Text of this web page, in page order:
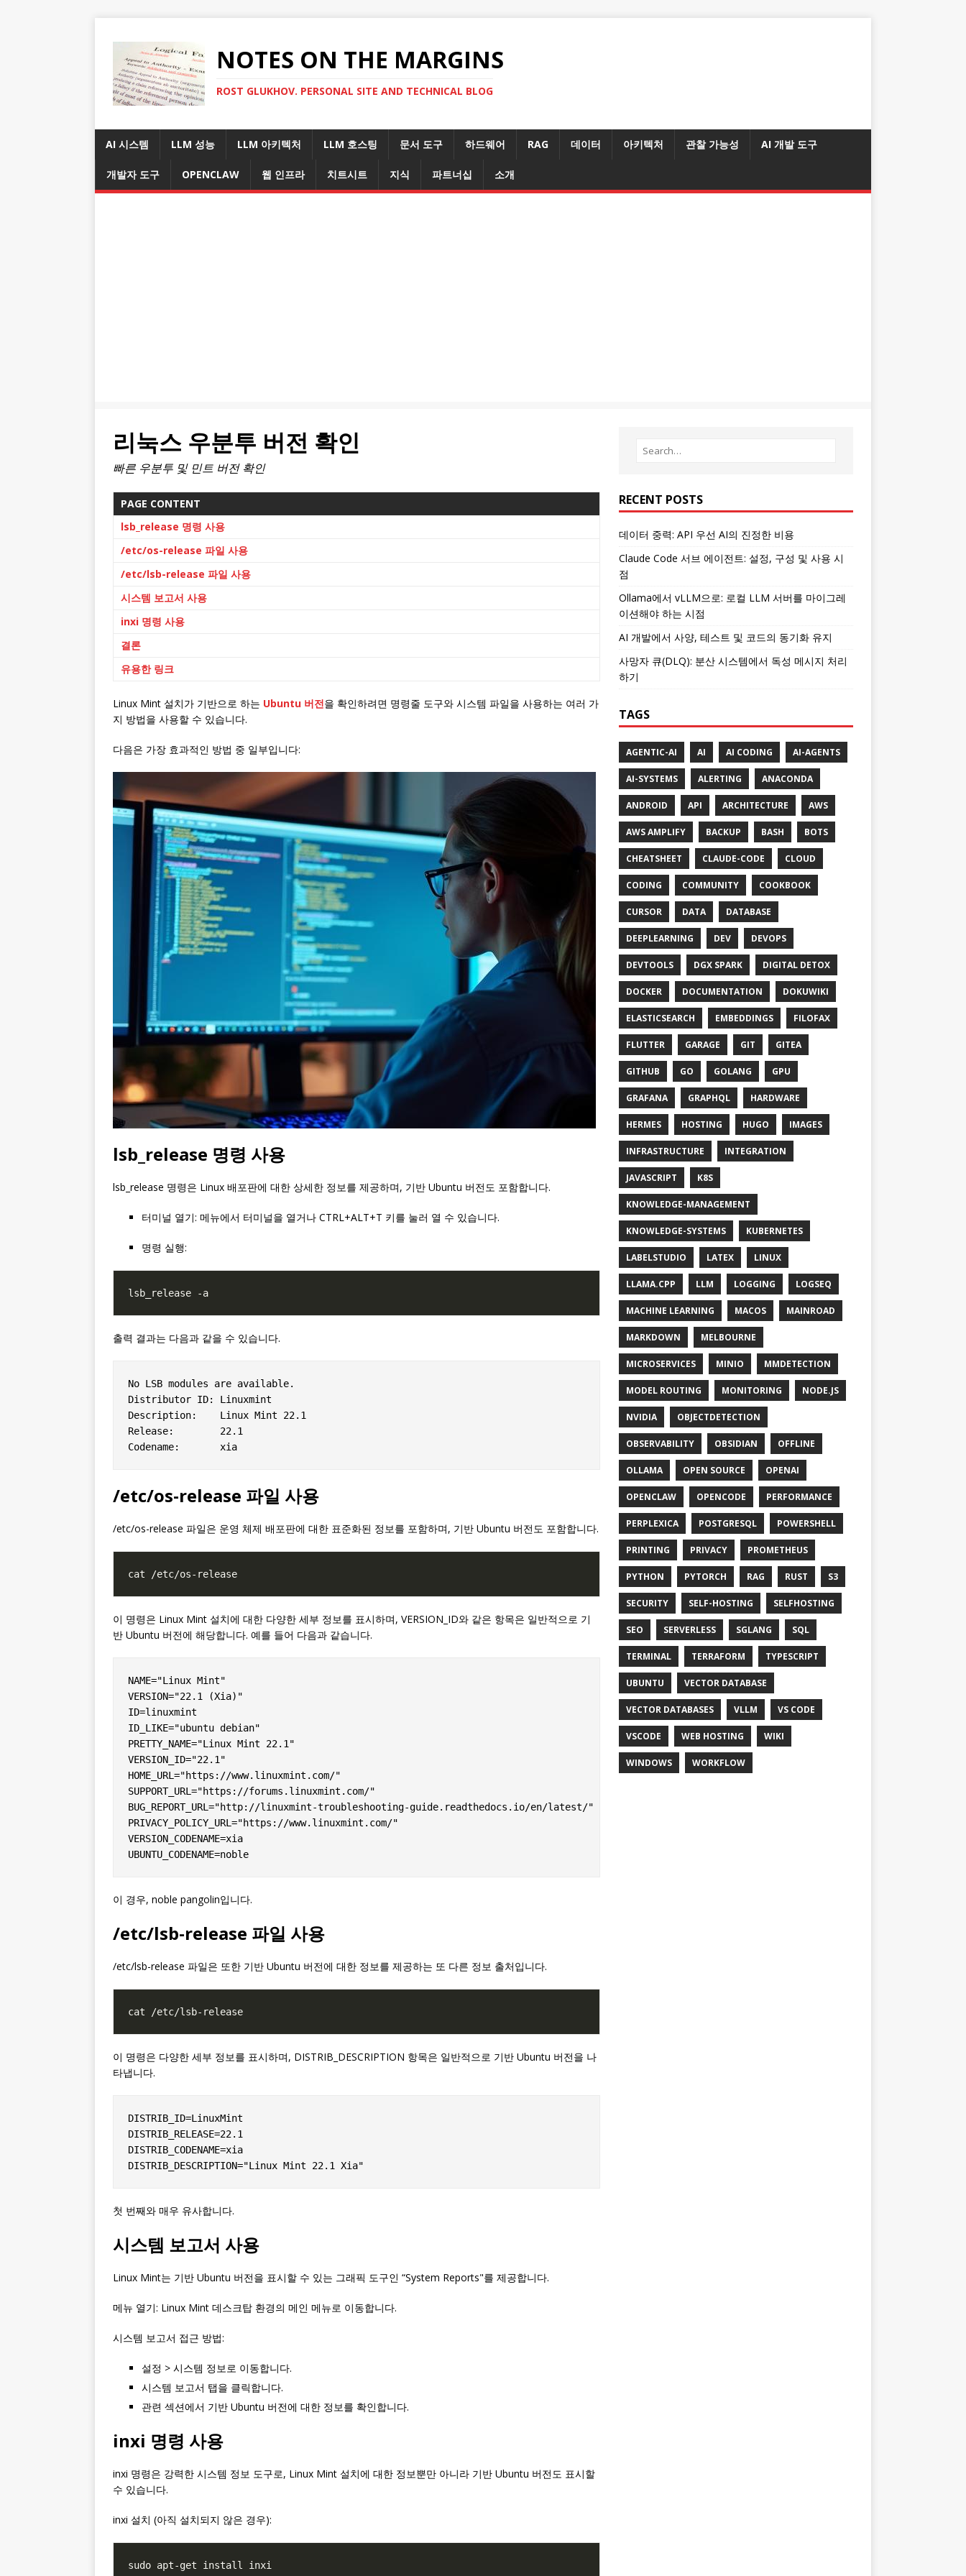
NOTES ON THE MARGINS
ROST GLUKHOV. PERSONAL SITE AND TECHNICAL BLOG
AI 시스템 LLM 성능 LLM 아키텍처 LLM 호스팅 문서 도구 하드웨어 RAG 데이터 아키텍처 관찰 가능성 AI 개발 도구
개발자 도구 OPENCLAW 웹 인프라 치트시트 지식 파트너십 소개
리눅스 우분투 버전 확인
빠른 우분투 및 민트 버전 확인
PAGE CONTENT
lsb_release 명령 사용
/etc/os-release 파일 사용
/etc/lsb-release 파일 사용
시스템 보고서 사용
inxi 명령 사용
결론
유용한 링크
Linux Mint 설치가 기반으로 하는 Ubuntu 버전을 확인하려면 명령줄 도구와 시스템 파일을 사용하는 여러 가
지 방법을 사용할 수 있습니다.
다음은 가장 효과적인 방법 중 일부입니다:
lsb_release 명령 사용
lsb_release 명령은 Linux 배포판에 대한 상세한 정보를 제공하며, 기반 Ubuntu 버전도 포함합니다.
터미널 열기: 메뉴에서 터미널을 열거나 CTRL+ALT+T 키를 눌러 열 수 있습니다.
명령 실행:
출력 결과는 다음과 같을 수 있습니다.
No LSB modules are available.
Distributor ID: Linuxmint
Description:    Linux Mint 22.1
Release:        22.1
/etc/os-release 파일 사용
/etc/os-release 파일은 운영 체제 배포판에 대한 표준화된 정보를 포함하며, 기반 Ubuntu 버전도 포함합니다.
이 명령은 Linux Mint 설치에 대한 다양한 세부 정보를 표시하며, VERSION_ID와 같은 항목은 일반적으로 기
반 Ubuntu 버전에 해당합니다. 예를 들어 다음과 같습니다.
NAME="Linux Mint"
VERSION="22.1 (Xia)"
ID=linuxmint
ID_LIKE="ubuntu debian"
PRETTY_NAME="Linux Mint 22.1"
VERSION_ID="22.1"
HOME_URL="https://www.linuxmint.com/"
SUPPORT_URL="https://forums.linuxmint.com/"
BUG_REPORT_URL="http://linuxmint-troubleshooting-guide.readthedocs.io/en/latest/"
PRIVACY_POLICY_URL="https://www.linuxmint.com/"
VERSION_CODENAME=xia
이 경우, noble pangolin입니다.
/etc/lsb-release 파일 사용
/etc/lsb-release 파일은 또한 기반 Ubuntu 버전에 대한 정보를 제공하는 또 다른 정보 출처입니다.
이 명령은 다양한 세부 정보를 표시하며, DISTRIB_DESCRIPTION 항목은 일반적으로 기반 Ubuntu 버전을 나
타냅니다.
DISTRIB_ID=LinuxMint
DISTRIB_RELEASE=22.1
DISTRIB_CODENAME=xia
첫 번째와 매우 유사합니다.
시스템 보고서 사용
Linux Mint는 기반 Ubuntu 버전을 표시할 수 있는 그래픽 도구인 “System Reports"를 제공합니다.
메뉴 열기: Linux Mint 데스크탑 환경의 메인 메뉴로 이동합니다.
시스템 보고서 접근 방법:
설정 > 시스템 정보로 이동합니다.
시스템 보고서 탭을 클릭합니다.
관련 섹션에서 기반 Ubuntu 버전에 대한 정보를 확인합니다.
inxi 명령 사용
inxi 명령은 강력한 시스템 정보 도구로, Linux Mint 설치에 대한 정보뿐만 아니라 기반 Ubuntu 버전도 표시할
수 있습니다.
inxi 설치 (아직 설치되지 않은 경우):
RECENT POSTS
데이터 중력: API 우선 AI의 진정한 비용
Claude Code 서브 에이전트: 설정, 구성 및 사용 시
점
Ollama에서 vLLM으로: 로컬 LLM 서버를 마이그레
이션해야 하는 시점
AI 개발에서 사양, 테스트 및 코드의 동기화 유지
사망자 큐(DLQ): 분산 시스템에서 독성 메시지 처리
하기
TAGS
AGENTIC-AI AI AI CODING AI-AGENTS
AI-SYSTEMS ALERTING ANACONDA
ANDROID API ARCHITECTURE AWS
AWS AMPLIFY BACKUP BASH BOTS
CHEATSHEET CLAUDE-CODE CLOUD
CODING COMMUNITY COOKBOOK
CURSOR DATA DATABASE
DEEPLEARNING DEV DEVOPS
DEVTOOLS DGX SPARK DIGITAL DETOX
DOCKER DOCUMENTATION DOKUWIKI
ELASTICSEARCH EMBEDDINGS FILOFAX
FLUTTER GARAGE GIT GITEA
GITHUB GO GOLANG GPU
GRAFANA GRAPHQL HARDWARE
HERMES HOSTING HUGO IMAGES
INFRASTRUCTURE INTEGRATION
JAVASCRIPT K8S
KNOWLEDGE-MANAGEMENT
KNOWLEDGE-SYSTEMS KUBERNETES
LABELSTUDIO LATEX LINUX
LLAMA.CPP LLM LOGGING LOGSEQ
MACHINE LEARNING MACOS MAINROAD
MARKDOWN MELBOURNE
MICROSERVICES MINIO MMDETECTION
MODEL ROUTING MONITORING NODE.JS
NVIDIA OBJECTDETECTION
OBSERVABILITY OBSIDIAN OFFLINE
OLLAMA OPEN SOURCE OPENAI
OPENCLAW OPENCODE PERFORMANCE
PERPLEXICA POSTGRESQL POWERSHELL
PRINTING PRIVACY PROMETHEUS
PYTHON PYTORCH RAG RUST S3
SECURITY SELF-HOSTING SELFHOSTING
SEO SERVERLESS SGLANG SQL
TERMINAL TERRAFORM TYPESCRIPT
UBUNTU VECTOR DATABASE
VECTOR DATABASES VLLM VS CODE
VSCODE WEB HOSTING WIKI
WINDOWS WORKFLOW